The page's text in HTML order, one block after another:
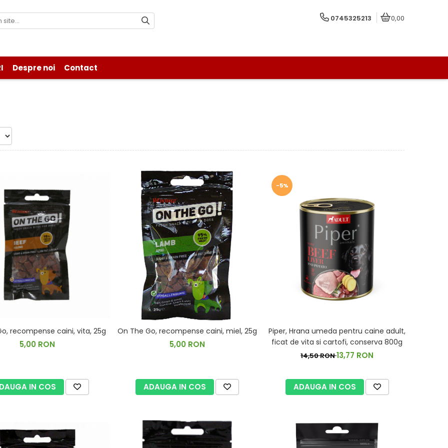
0745325213 0,00
Despre noi Contact
recompense caini, vita, 25g
5,00 RON
IN COS
On The Go, recompense caini, miel, 25g
5,00 RON
ADAUGA IN COS
-5%
Piper, Hrana umeda pentru caine adult,
ficat de vita si cartofi, conserva 800g
14,50 RON13,77 RON
ADAUGA IN COS